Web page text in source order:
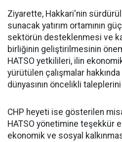
Ziyarette, Hakkari'nin
sunacak yatırım ortamının
sektörün desteklenmesi ve
birliğinin geliştirilmesinin
HATSO yetkilileri, ilin
yürütülen çalışmalar
dünyasının öncelikli
CHP heyeti ise gösterilen
HATSO yönetimine teşekkür
ekonomik ve sosyal